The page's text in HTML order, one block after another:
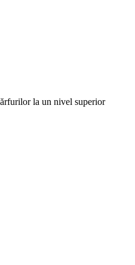
la un nivel superior